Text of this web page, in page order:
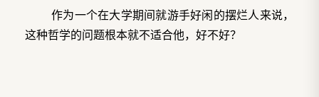
作为一个在大学期间就游手好闲的摆烂人来说，
这种哲学的问题根本就不适合他，好不好？